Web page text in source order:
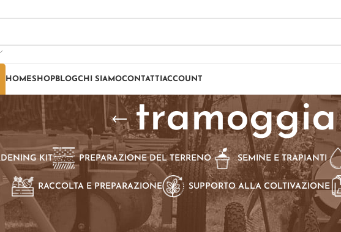
HOMESHOP BLOGCHI SIAMOCONTATTI ACCOUNT
tramoggia
KIT PREPARAZIONE DEL TERRENO SEMINE E TRAPIANTI
RACCOLTA E PREPARAZIONE SUPPORTO ALLA COLTIVAZIONE
Home Prodotti taggati “tramoggia”